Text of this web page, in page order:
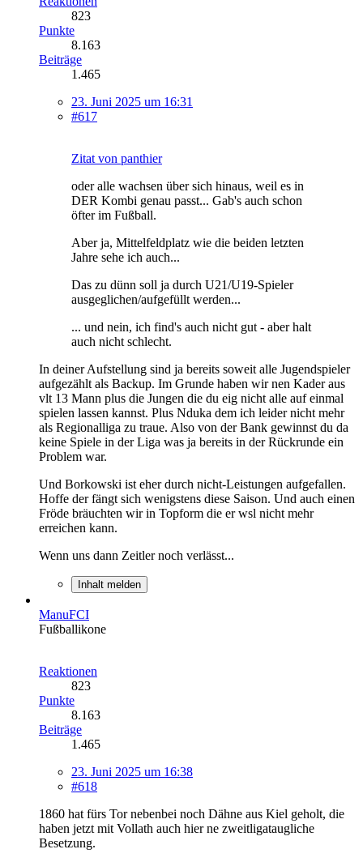
823
Punkte
8.163
Beiträge
1.465
23. Juni 2025 um 16:31
#617
Zitat von panthier
oder alle wachsen über sich hinaus, weil es in
DER Kombi genau passt... Gab's auch schon
öfter im Fußball.
Aber ja, Mittelfeldplatz wie die beiden letzten
Jahre sehe ich auch...
Das zu dünn soll ja durch U21/U19-Spieler
ausgeglichen/aufgefüllt werden...
... und nein, ich find's auch nicht gut - aber halt
auch nicht schlecht.
In deiner Aufstellung sind ja bereits soweit alle Jugendspieler
aufgezählt als Backup. Im Grunde haben wir nen Kader aus
vlt 13 Mann plus die Jungen die du eig nicht alle auf einmal
spielen lassen kannst. Plus Nduka dem ich leider nicht mehr
als Regionalliga zu traue. Also von der Bank gewinnst du da
keine Spiele in der Liga was ja bereits in der Rückrunde ein
Problem war.
Und Borkowski ist eher durch nicht-Leistungen aufgefallen.
Hoffe der fängt sich wenigstens diese Saison. Und auch einen
Fröde bräuchten wir in Topform die er wsl nicht mehr
erreichen kann.
Wenn uns dann Zeitler noch verlässt...
Inhalt melden
ManuFCI
Fußballikone
Reaktionen
823
Punkte
8.163
Beiträge
1.465
23. Juni 2025 um 16:38
#618
1860 hat fürs Tor nebenbei noch Dähne aus Kiel geholt, die
haben jetzt mit Vollath auch hier ne zweitligataugliche
Besetzung.